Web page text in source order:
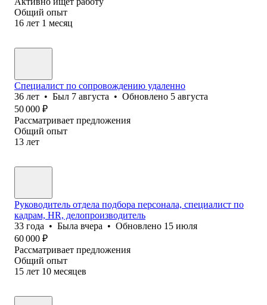
Общий опыт
16 лет 1 месяц
Специалист по сопровождению удаленно
36 лет • Был 7 августа • Обновлено 5 августа
50 000 ₽
Рассматривает предложения
Общий опыт
13 лет
Руководитель отдела подбора персонала, специалист по
кадрам, HR, делопроизводитель
33 года • Была вчера • Обновлено 15 июля
60 000 ₽
Рассматривает предложения
Общий опыт
15 лет 10 месяцев